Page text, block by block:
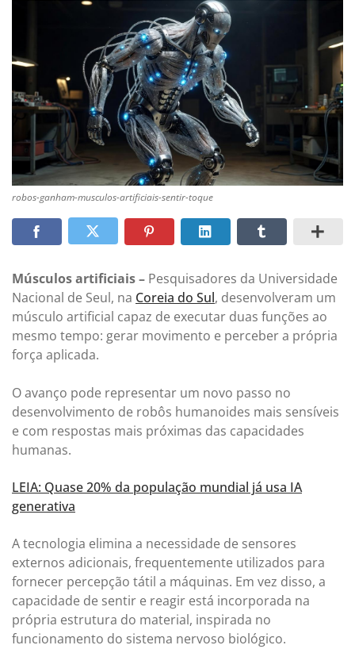
robos-ganham-musculos-artificiais-sentir-toque
Músculos artificiais – Pesquisadores da Universidade
Nacional de Seul, na Coreia do Sul, desenvolveram um
músculo artificial capaz de executar duas funções ao
mesmo tempo: gerar movimento e perceber a própria
força aplicada.
O avanço pode representar um novo passo no
desenvolvimento de robôs humanoides mais sensíveis
e com respostas mais próximas das capacidades
humanas.
LEIA: Quase 20% da população mundial já usa IA
generativa
A tecnologia elimina a necessidade de sensores
externos adicionais, frequentemente utilizados para
fornecer percepção tátil a máquinas. Em vez disso, a
capacidade de sentir e reagir está incorporada na
própria estrutura do material, inspirada no
funcionamento do sistema nervoso biológico.